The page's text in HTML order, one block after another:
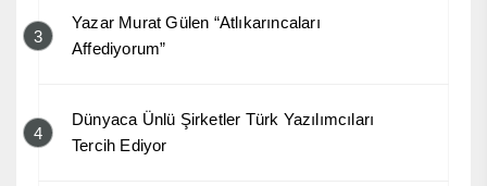
3
Yazar Murat Gülen “Atlıkarıncaları
Affediyorum”
4
Dünyaca Ünlü Şirketler Türk Yazılımcıları
Tercih Ediyor